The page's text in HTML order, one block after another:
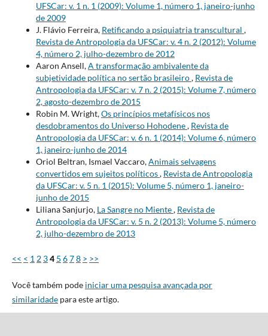
UFSCar: v. 1 n. 1 (2009): Volume 1, número 1, janeiro-junho
de 2009
J. Flávio Ferreira, Retificando a psiquiatria transcultural ,
Revista de Antropologia da UFSCar: v. 4 n. 2 (2012): Volume
4, número 2, julho-dezembro de 2012
Aaron Ansell,A transformação ambivalente da
subjetividade política no sertão brasileiro, Revista de
Antropologia da UFSCar: v. 7 n. 2 (2015): Volume 7, número
2, agosto-dezembro de 2015
Robin M. Wright,Os princípios metafísicos nos
desdobramentos do Universo Hohodene, Revista de
Antropologia da UFSCar: v. 6 n. 1 (2014): Volume 6, número
1, janeiro-junho de 2014
Oriol Beltran, Ismael Vaccaro,Animais selvagens
convertidos em sujeitos políticos, Revista de Antropologia
da UFSCar: v. 5 n. 1 (2015): Volume 5, número 1, janeiro-
junho de 2015
Liliana Sanjurjo, La Sangre no Miente, Revista de
Antropologia da UFSCar: v. 5 n. 2 (2013): Volume 5, número
2, julho-dezembro de 2013
<< < 1 2 34 5 678 > >>
Você também pode iniciar uma pesquisa avançada por
similaridadepara este artigo.